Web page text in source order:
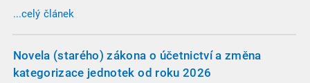
vyžaduje nastudovat všechny novely a doprovodné
informace. Generální finanční ředitelství (GFŘ) zveřejnilo
žádného daňového profesionála.
...celý článek
Novela (starého) zákona o účetnictví a změna
kategorizace jednotek od roku 2026